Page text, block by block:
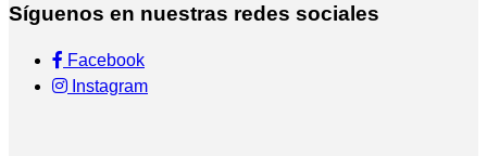
Síguenos en nuestras redes sociales
Facebook
Instagram